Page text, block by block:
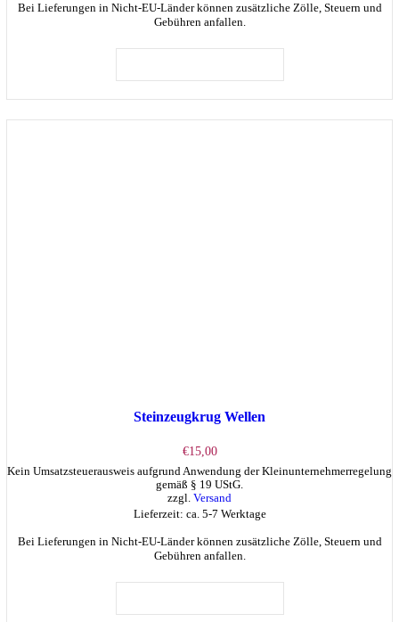
Bei Lieferungen in Nicht-EU-Länder können zusätzliche Zölle, Steuern und
Gebühren anfallen.
Steinzeugkrug Wellen
€15,00
Kein Umsatzsteuerausweis aufgrund Anwendung der Kleinunternehmerregelung
gemäß § 19 UStG.
zzgl. Versand
Lieferzeit: ca. 5-7 Werktage
Bei Lieferungen in Nicht-EU-Länder können zusätzliche Zölle, Steuern und
Gebühren anfallen.